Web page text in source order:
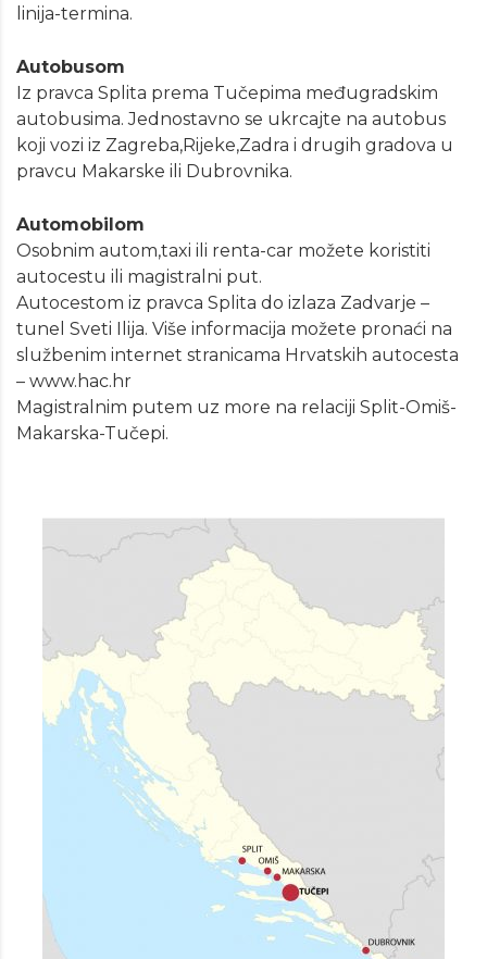
linija-termina.
Autobusom
Iz pravca Splita prema Tučepima međugradskim
autobusima. Jednostavno se ukrcajte na autobus
koji vozi iz Zagreba,Rijeke,Zadra i drugih gradova u
pravcu Makarske ili Dubrovnika.
Automobilom
Osobnim autom,taxi ili renta-car možete koristiti
autocestu ili magistralni put.
Autocestom iz pravca Splita do izlaza Zadvarje –
tunel Sveti Ilija. Više informacija možete pronaći na
službenim internet stranicama Hrvatskih autocesta
– www.hac.hr
Magistralnim putem uz more na relaciji Split-Omiš-
Makarska-Tučepi.